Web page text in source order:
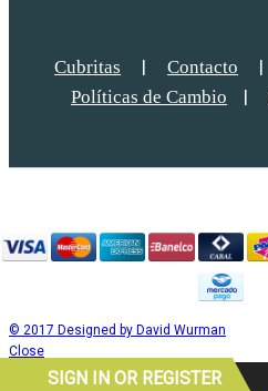
Cubritas | Contacto |
Políticas de Cambio
|
© 2017 Designed by David Wurman
Close
SIGN IN OR REGISTER